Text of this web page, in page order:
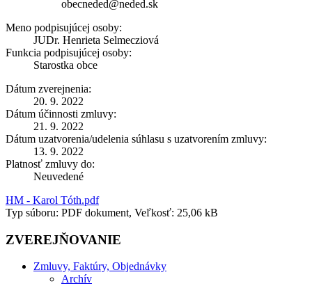
obecneded@neded.sk
Meno podpisujúcej osoby:
JUDr. Henrieta Selmecziová
Funkcia podpisujúcej osoby:
Starostka obce
Dátum zverejnenia:
20. 9. 2022
Dátum účinnosti zmluvy:
21. 9. 2022
Dátum uzatvorenia/udelenia súhlasu s uzatvorením zmluvy:
13. 9. 2022
Platnosť zmluvy do:
Neuvedené
HM - Karol Tóth.pdf
Typ súboru: PDF dokument, Veľkosť: 25,06 kB
ZVEREJŇOVANIE
Zmluvy, Faktúry, Objednávky
Archív